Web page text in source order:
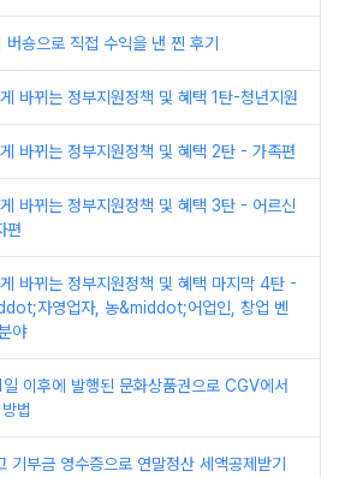
버숑으로 직접 수익을 낸 찐 후기
바뀌는 정부지원정책 및 혜택 1탄-청년지원
바뀌는 정부지원정책 및 혜택 2탄 - 가족편
바뀌는 정부지원정책 및 혜택 3탄 - 어르신
편
바뀌는 정부지원정책 및 혜택 마지막 4탄 -
자영업자, 농&middot;어업인, 창업 벤
야
이후에 발행된 문화상품권으로 CGV에서
법
기부금 영수증으로 연말정산 세액공제받기